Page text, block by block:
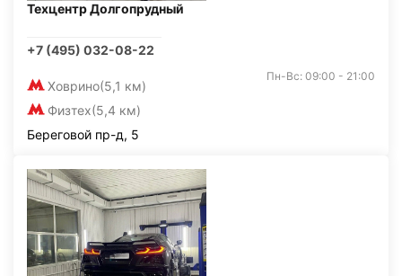
Техцентр Долгопрудный
+7 (495) 032-08-22
Ховрино(5,1 км)
Физтех(5,4 км)
Пн-Вс: 09:00 - 21:00
Береговой пр-д, 5